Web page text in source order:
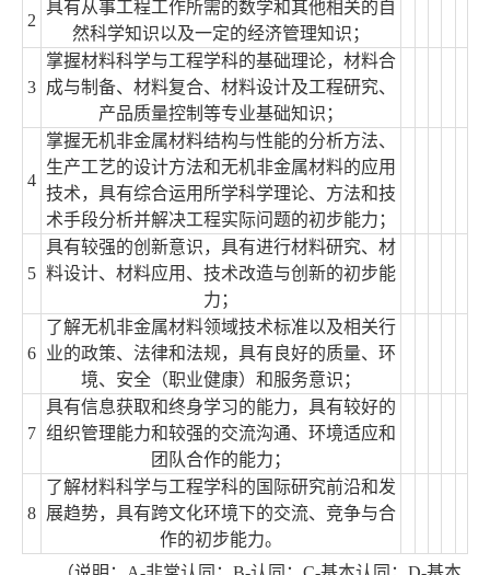
2
具有从事工程工作所需的数学和其他相关的自
然科学知识以及一定的经济管理知识；
3
掌握材料科学与工程学科的基础理论，材料合
成与制备、材料复合、材料设计及工程研究、
产品质量控制等专业基础知识；
4
掌握无机非金属材料结构与性能的分析方法、
生产工艺的设计方法和无机非金属材料的应用
技术，具有综合运用所学科学理论、方法和技
术手段分析并解决工程实际问题的初步能力；
5
具有较强的创新意识，具有进行材料研究、材
料设计、材料应用、技术改造与创新的初步能
力；
6
了解无机非金属材料领域技术标准以及相关行
业的政策、法律和法规，具有良好的质量、环
境、安全（职业健康）和服务意识；
7
具有信息获取和终身学习的能力，具有较好的
组织管理能力和较强的交流沟通、环境适应和
团队合作的能力；
8
了解材料科学与工程学科的国际研究前沿和发
展趋势，具有跨文化环境下的交流、竞争与合
作的初步能力。